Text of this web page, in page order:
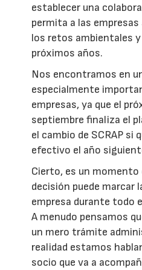
establecer una
permita a las
los retos ambientales
próximos años.
Nos encontramos en
especialmente
empresas, ya que el
septiembre finaliza el
el cambio de SCRAP si
efectivo el año
Cierto, es un momento
decisión puede marcar
empresa durante todo
A menudo pensamos
un mero trámite
realidad estamos
socio que va a